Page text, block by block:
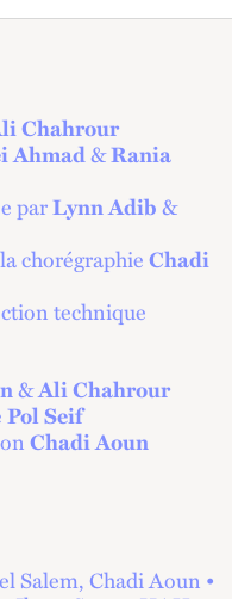
Chahrour
Ahmad&Rania
parLynn Adib&
chorégraphieChadi
technique
&Ali Chahrour
Pol Seif
Chadi Aoun
Salem, Chadi Aoun •